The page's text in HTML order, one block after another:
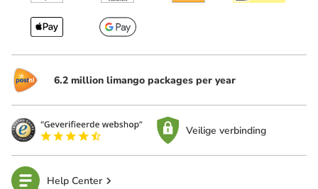
6.2 million limango packages per year
Veilige verbinding
Help Center